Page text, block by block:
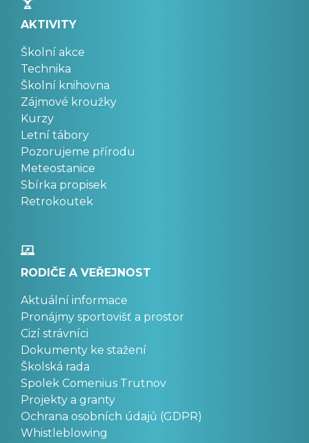
AKTIVITY
Školní akce
Technika
Školní knihovna
Zájmové kroužky
Kurzy
Letní tábory
Pozorujeme přírodu
Meteostanice
Sbírka propisek
Retrokoutek
RODIČE A VEŘEJNOST
Aktuální informace
Pronájmy sportovišť a prostor
Cizí strávníci
Dokumenty ke stažení
Školská rada
Spolek Comenius Trutnov
Projekty a granty
Ochrana osobních údajů (GDPR)
Whistleblowing